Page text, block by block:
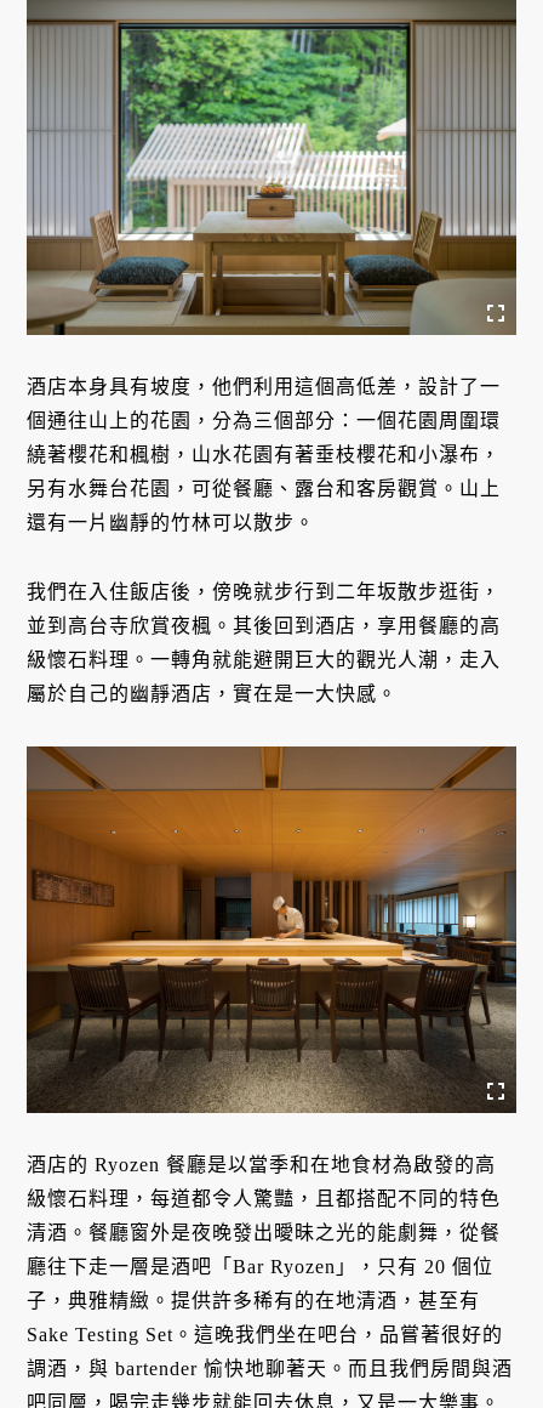
酒店本身具有坡度，他們利用這個高低差，設計了一
個通往山上的花園，分為三個部分：一個花園周圍環
繞著櫻花和楓樹，山水花園有著垂枝櫻花和小瀑布，
另有水舞台花園，可從餐廳、露台和客房觀賞。山上
還有一片幽靜的竹林可以散步。
我們在入住飯店後，傍晚就步行到二年坂散步逛街，
並到高台寺欣賞夜楓。其後回到酒店，享用餐廳的高
級懷石料理。一轉角就能避開巨大的觀光人潮，走入
屬於自己的幽靜酒店，實在是一大快感。
酒店的 Ryozen 餐廳是以當季和在地食材為啟發的高
級懷石料理，每道都令人驚豔，且都搭配不同的特色
清酒。餐廳窗外是夜晚發出曖昧之光的能劇舞，從餐
廳往下走一層是酒吧「Bar Ryozen」，只有 20 個位
子，典雅精緻。提供許多稀有的在地清酒，甚至有
Sake Testing Set。這晚我們坐在吧台，品嘗著很好的
調酒，與 bartender 愉快地聊著天。而且我們房間與酒
吧同層，喝完走幾步就能回去休息，又是一大樂事。